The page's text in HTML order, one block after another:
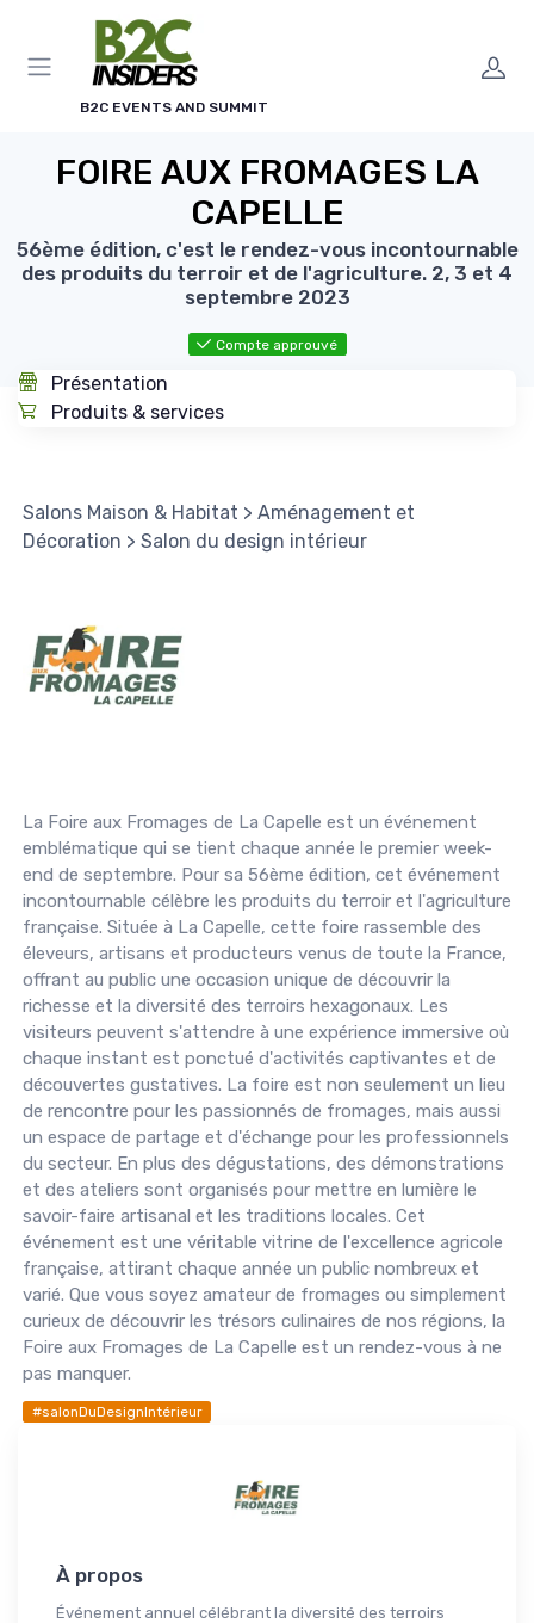
B2C EVENTS AND SUMMIT
FOIRE AUX FROMAGES LA
CAPELLE
56ème édition, c'est le rendez-vous incontournable
des produits du terroir et de l'agriculture. 2, 3 et 4
septembre 2023
Compte approuvé
Présentation
Produits & services
Salons Maison & Habitat > Aménagement et
Décoration > Salon du design intérieur
La Foire aux Fromages de La Capelle est un événement
emblématique qui se tient chaque année le premier week-
end de septembre. Pour sa 56ème édition, cet événement
incontournable célèbre les produits du terroir et l'agriculture
française. Située à La Capelle, cette foire rassemble des
éleveurs, artisans et producteurs venus de toute la France,
offrant au public une occasion unique de découvrir la
richesse et la diversité des terroirs hexagonaux. Les
visiteurs peuvent s'attendre à une expérience immersive où
chaque instant est ponctué d'activités captivantes et de
découvertes gustatives. La foire est non seulement un lieu
de rencontre pour les passionnés de fromages, mais aussi
un espace de partage et d'échange pour les professionnels
du secteur. En plus des dégustations, des démonstrations
et des ateliers sont organisés pour mettre en lumière le
savoir-faire artisanal et les traditions locales. Cet
événement est une véritable vitrine de l'excellence agricole
française, attirant chaque année un public nombreux et
varié. Que vous soyez amateur de fromages ou simplement
curieux de découvrir les trésors culinaires de nos régions, la
Foire aux Fromages de La Capelle est un rendez-vous à ne
pas manquer.
#salonDuDesignIntérieur
À propos
Événement annuel célébrant la diversité des terroirs
Panneau de gestion des cookies